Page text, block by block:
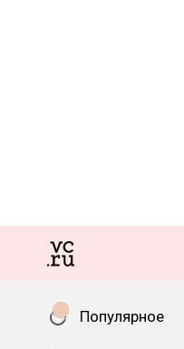
Популярное